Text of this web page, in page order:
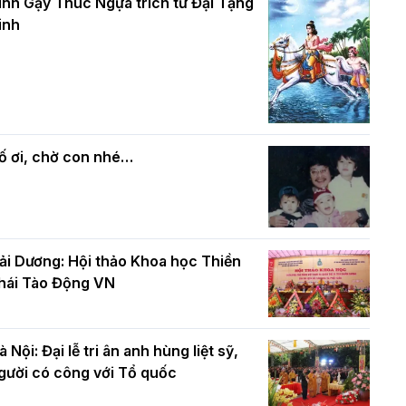
mừng Đại lễ Phật đản PL.2570 –
mùa Phật đản PL.2570
Phật giáo chính tín Phần 7: Luật nhân
quả
ơi, chờ con nhé…
Dương: Hội thảo Khoa học Thiền
Tào Động VN
Nội: Đại lễ tri ân anh hùng liệt sỹ,
có công với Tổ quốc